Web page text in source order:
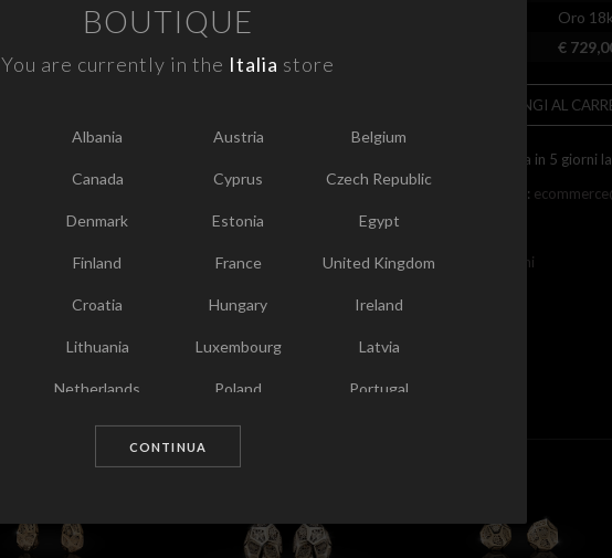
Oro 18k
€
AGGIUNGI AL
Spedizione gratuita in 5 giorni
Puoi contattarci su:
Termini e condizioni
Scelti per te
BOUTIQUE
You are currently in the Italia store
Albania Austria Belgium
Canada Cyprus Czech Republic
Denmark Estonia Egypt
Finland France United Kingdom
Croatia Hungary Ireland
Lithuania Luxembourg Latvia
Netherlands Poland Portugal
Romania Sweden
United States
CONTINUA